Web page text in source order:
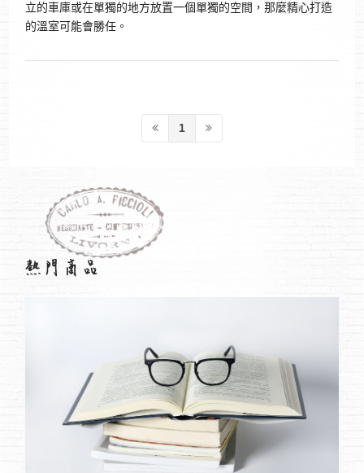
立的車庫或在單獨的地方放置一個單獨的空間，那麼精心打造
的溫室可能會勝任。
1